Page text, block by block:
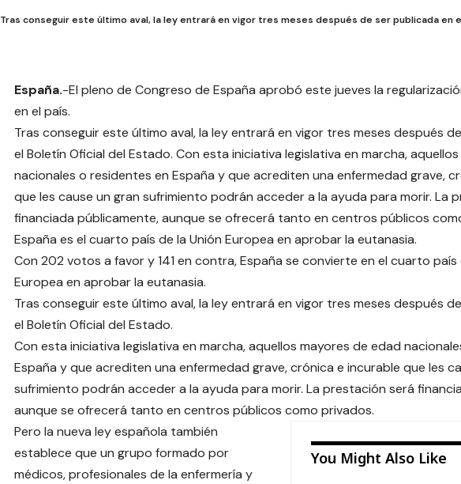
Tras conseguir este último aval, la ley entrará en vigor tres meses después de ser publicada en
España.-El pleno de Congreso de España aprobó este jueves la
en el país.
Tras conseguir este último aval, la ley entrará en vigor tres meses después
el Boletín Oficial del Estado. Con esta iniciativa legislativa en marcha,
nacionales o residentes en España y que acrediten una enfermedad grave,
que les cause un gran sufrimiento podrán acceder a la ayuda para morir. La
financiada públicamente, aunque se ofrecerá tanto en centros públicos
España es el cuarto país de la Unión Europea en aprobar la eutanasia.
Con 202 votos a favor y 141 en contra, España se convierte en el cuarto país
Europea en aprobar la eutanasia.
Tras conseguir este último aval, la ley entrará en vigor tres meses después
el Boletín Oficial del Estado.
Con esta iniciativa legislativa en marcha, aquellos mayores de edad
España y que acrediten una enfermedad grave, crónica e incurable que les
sufrimiento podrán acceder a la ayuda para morir. La prestación será
aunque se ofrecerá tanto en centros públicos como privados.
You Might Also Like
Pero la nueva ley española también
establece que un grupo formado por
médicos, profesionales de la enfermería y